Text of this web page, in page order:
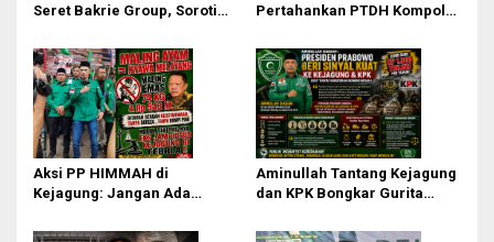
Seret Bakrie Group, Soroti
PET
Pertahankan PTDH Kompol
Aksi PP HIMMAH di
Kejagung: Jangan Ada
Kasus Febrie Adriansyah
Aminullah Tantang Kejagung
dan KPK Bongkar Gurita
Aktor Intelektual dan